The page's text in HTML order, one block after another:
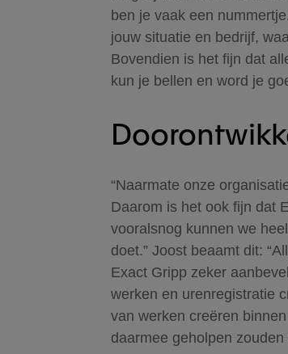
ben je vaak een
jouw situatie en bedrijf,
Bovendien is het fijn dat
kun je bellen en word je
“Naarmate onze
Daarom is het ook fijn dat
vooralsnog kunnen we
doet.” Joost beaamt dit:
Exact Gripp zeker
werken en urenregistratie
van werken creëren
daarmee geholpen zouden